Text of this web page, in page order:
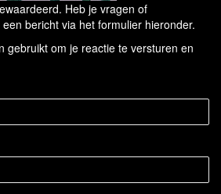
Heb je vragen of
bericht via het formulier hieronder.
gebruikt om je reactie te versturen en